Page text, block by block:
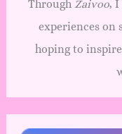
Through Zaivoo, I
experiences on
hoping to